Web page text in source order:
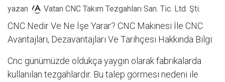
yazan
Vatan CNC Takım Tezgahları San. Tic. Ltd. Şti.
CNC Nedir Ve Ne İşe Yarar? CNC Makinesi İle CNC
Avantajları, Dezavantajları Ve Tarihçesi Hakkında Bilgi:
Cnc günümüzde oldukça yaygın olarak fabrikalarda
kullanılan tezgahlardır. Bu talep görmesi nedeni ile